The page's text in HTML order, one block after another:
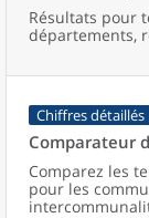
Résultats pour
départements,
Chiffres détaillés
Comparateur
Comparez les
pour les